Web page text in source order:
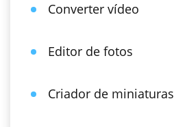
Converter vídeo
Editor de fotos
Criador de miniaturas